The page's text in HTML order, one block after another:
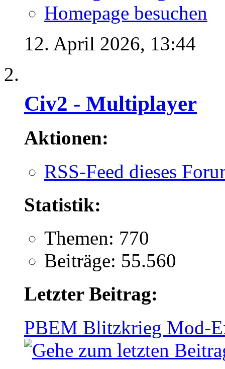
Homepage besuchen
12. April 2026, 13:44
Civ2 - Multiplayer
Aktionen:
RSS-Feed dieses
Statistik:
Themen: 770
Beiträge: 55.560
Letzter Beitrag:
PBEM Blitzkrieg Mod-